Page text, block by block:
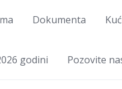
Dokumenta
godini Pozovite